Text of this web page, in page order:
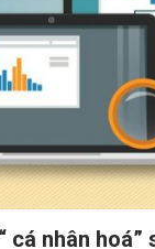
cá nhân hoá”